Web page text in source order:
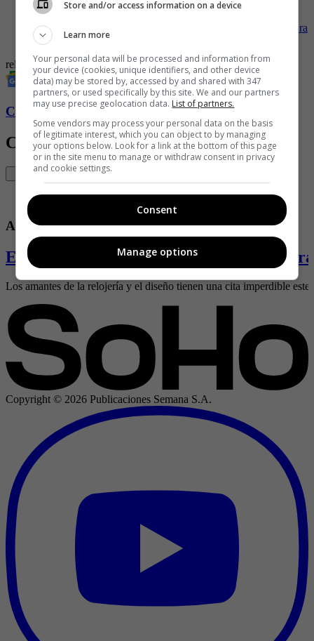
El MoonSwatch llega a Medellín: la esperada colaboración
entre Swatch y Omega ya está disponible
-J Balvin x G-SHOCK: La fusión perfecta entre estilo, cultura
y resistencia
reloj
Hombres tecnología
Conozca más de Soho aquí
Contenido Relacionado
Accesorios
El MoonSwatch llega a Medellín: la
Los amantes de la relojería y el diseño tienen una cita imperdible este
Copyright © 2026 Publicaciones Semana S.A.
Store and/or access information on a device
Learn more
Your personal data will be processed and information from
your device (cookies, unique identifiers, and other device
data) may be stored by, accessed by and shared with 347
partners, or used specifically by this site. We and our partners
may use precise geolocation data. List of partners.
Some vendors may process your personal data on the basis
of legitimate interest, which you can object to by managing
your options below. Look for a link at the bottom of this page
or in the site menu to manage or withdraw consent in privacy
and cookie settings.
Consent
Manage options